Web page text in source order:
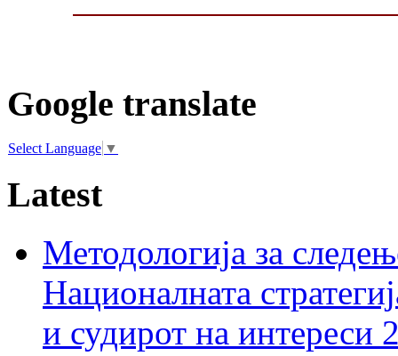
Google translate
Select Language ▼
Latest
Методологија за
Националната
и судирот на интереси